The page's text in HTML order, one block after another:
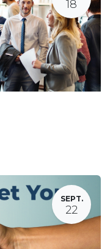
18
SEPT.
22